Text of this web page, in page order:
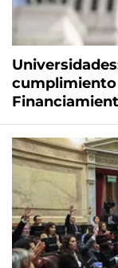
cumplimiento